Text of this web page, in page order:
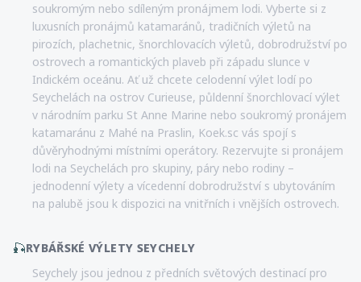
soukromým nebo sdíleným pronájmem lodi. Vyberte si z
luxusních pronájmů katamaránů, tradičních výletů na
pirozích, plachetnic, šnorchlovacích výletů, dobrodružství po
ostrovech a romantických plaveb při západu slunce v
Indickém oceánu. Ať už chcete celodenní výlet lodí po
Seychelách na ostrov Curieuse, půldenní šnorchlovací výlet
v národním parku St Anne Marine nebo soukromý pronájem
katamaránu z Mahé na Praslin, Koek.sc vás spojí s
důvěryhodnými místními operátory. Rezervujte si pronájem
lodi na Seychelách pro skupiny, páry nebo rodiny –
jednodenní výlety a vícedenní dobrodružství s ubytováním
na palubě jsou k dispozici na vnitřních i vnějších ostrovech.
🎣RYBÁŘSKÉ VÝLETY SEYCHELY
Seychely jsou jednou z předních světových destinací pro